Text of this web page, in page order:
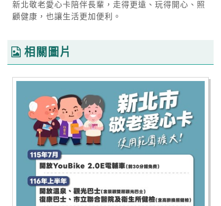
新北敬老愛心卡陪伴長輩，走得更遠、玩得開心、照
顧健康，也讓生活更加便利。
相關圖片